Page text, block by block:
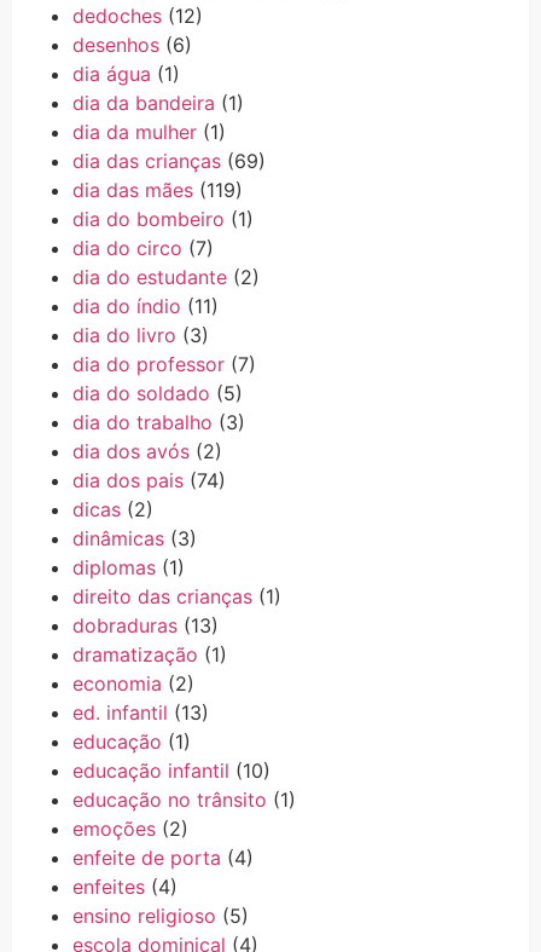
dedoches (12)
desenhos (6)
dia água (1)
dia da bandeira (1)
dia da mulher (1)
dia das crianças (69)
dia das mães (119)
dia do bombeiro (1)
dia do circo (7)
dia do estudante (2)
dia do índio (11)
dia do livro (3)
dia do professor (7)
dia do soldado (5)
dia do trabalho (3)
dia dos avós (2)
dia dos pais (74)
dicas (2)
dinâmicas (3)
diplomas (1)
direito das crianças (1)
dobraduras (13)
dramatização (1)
economia (2)
ed. infantil (13)
educação (1)
educação infantil (10)
educação no trânsito (1)
emoções (2)
enfeite de porta (4)
enfeites (4)
ensino religioso (5)
escola dominical (4)